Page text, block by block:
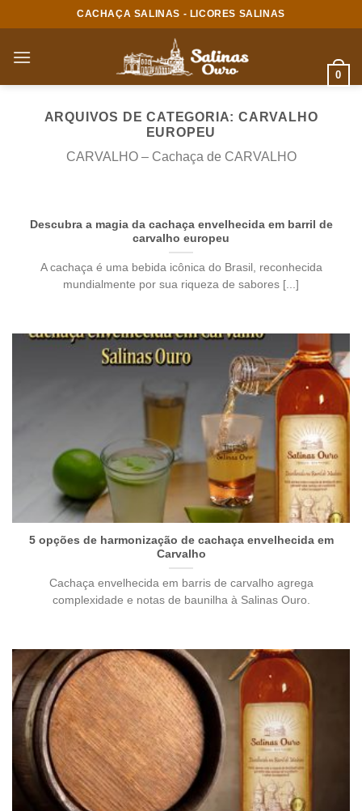
to
content
CACHAÇA SALINAS - LICORES SALINAS
0
ARQUIVOS DE CATEGORIA: CARVALHO
EUROPEU
CARVALHO – Cachaça de CARVALHO
Descubra a magia da cachaça envelhecida em barril de
carvalho europeu
A cachaça é uma bebida icônica do Brasil, reconhecida
mundialmente por sua riqueza de sabores [...]
5 opções de harmonização de cachaça envelhecida em
Carvalho
Cachaça envelhecida em barris de carvalho agrega
complexidade e notas de baunilha à Salinas Ouro.